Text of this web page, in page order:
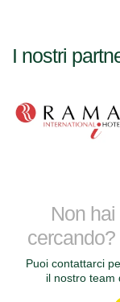
I nostri
Non
Puoi contattarci
il nostro team